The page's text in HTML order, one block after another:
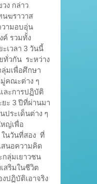
ง กล่าว
ฆราวาส
วามอบอุ่น
ค์ รวมทั้ง
เวลา 3 วันนี้
ทั่วกัน ระหว่าง
มเพื่อศึกษา
คณะต่าง ๆ
ละการปฏิบัติ
ะ 3 ปีที่ผ่านมา
ประเด็นต่าง ๆ
ญ่เพื่อ
นวันที่สอง ที่
นอความคิด
กลุ่มเยาวชน
สริมในชีวิต
ปฏิบัติเอาจริง